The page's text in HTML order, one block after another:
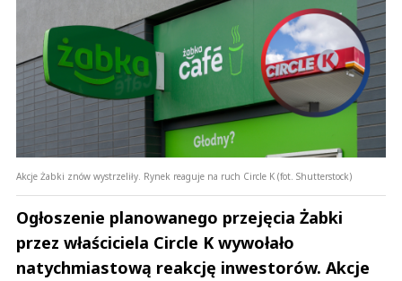
Akcje Żabki znów wystrzeliły. Rynek reaguje na ruch Circle K (fot. Shutterstock)
Ogłoszenie planowanego przejęcia Żabki
przez właściciela Circle K wywołało
natychmiastową reakcję inwestorów. Akcje